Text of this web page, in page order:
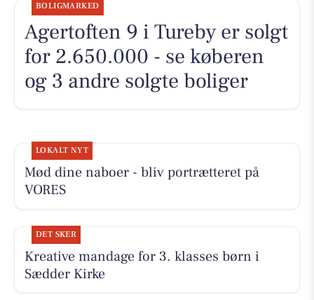
BOLIGMARKED
Agertoften 9 i Tureby er solgt
for 2.650.000 - se køberen
og 3 andre solgte boliger
LOKALT NYT
Mød dine naboer - bliv portrætteret på
VORES
DET SKER
Kreative mandage for 3. klasses børn i
Sædder Kirke